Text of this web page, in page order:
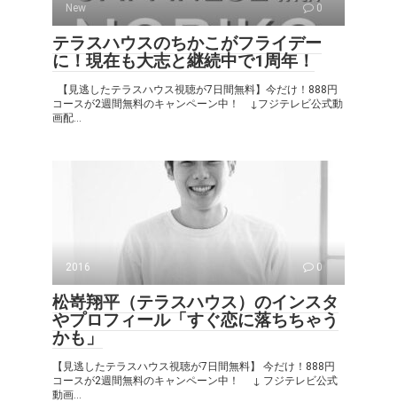
New 0
テラスハウスのちかこがフライデー
に！現在も大志と継続中で1周年！
【見逃したテラスハウス視聴が7日間無料】今だけ！888円
コースが2週間無料のキャンペーン中！ ↓フジテレビ公式動
画配...
2016 0
松嵜翔平（テラスハウス）のインスタ
やプロフィール「すぐ恋に落ちちゃう
かも」
【見逃したテラスハウス視聴が7日間無料】 今だけ！888円
コースが2週間無料のキャンペーン中！ ↓ フジテレビ公式
動画...